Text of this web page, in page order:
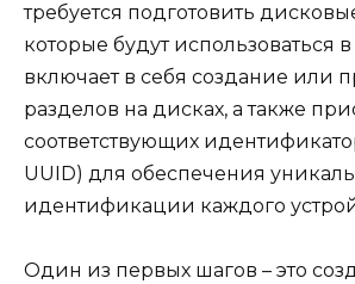
требуется подготовить
которые будут использоваться
включает в себя создание или
разделов на дисках, а также
соответствующих
UUID) для обеспечения
идентификации каждого
Один из первых шагов – это